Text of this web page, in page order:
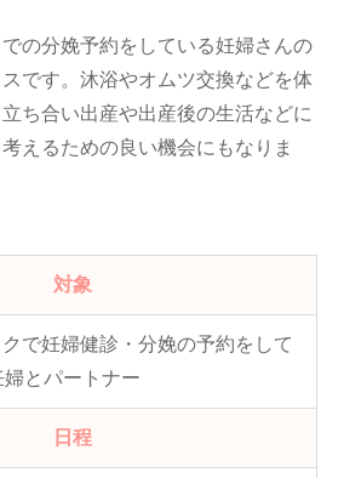
の分娩予約をしている妊婦さんの
です。沐浴やオムツ交換などを体
ち合い出産や出産後の生活などに
えるための良い機会にもなりま
対象
で妊婦健診・分娩の予約をして
とパートナー
日程